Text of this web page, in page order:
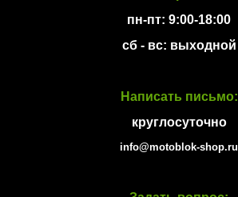
пн-пт: 9:00-18:00
сб - вс: выходной
Написать письмо:
круглосуточно
info@motoblok-shop.ru